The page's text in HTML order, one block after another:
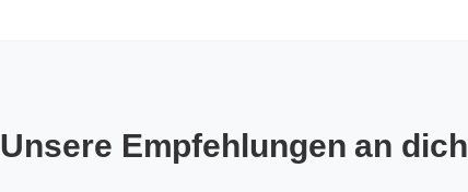
Unsere Empfehlungen an dich